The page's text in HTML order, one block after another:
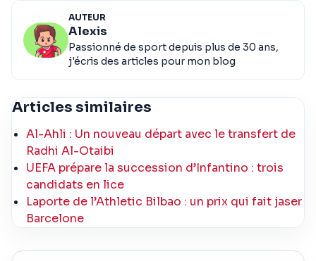
AUTEUR
Alexis
Passionné de sport depuis plus de 30 ans,
j'écris des articles pour mon blog
Articles similaires
Al-Ahli : Un nouveau départ avec le transfert de
Radhi Al-Otaibi
UEFA prépare la succession d’Infantino : trois
candidats en lice
Laporte de l’Athletic Bilbao : un prix qui fait jaser
Barcelone